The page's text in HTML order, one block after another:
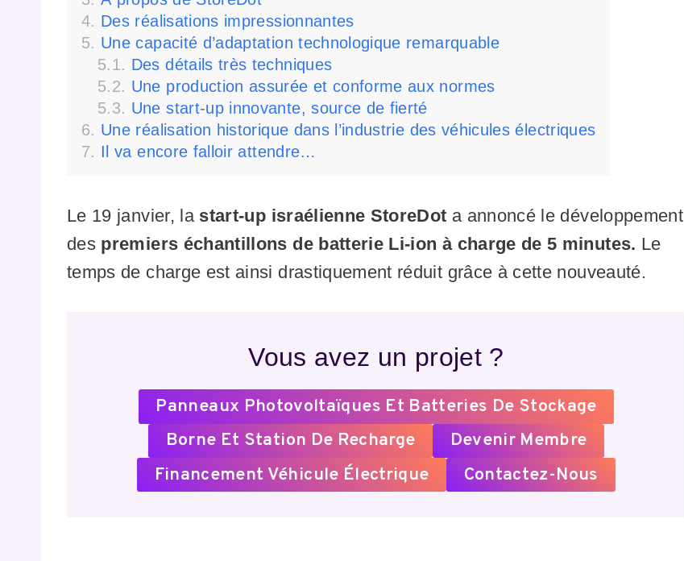
Des réalisations impressionnantes
Une capacité d’adaptation technologique remarquable
Des détails très techniques
Une production assurée et conforme aux normes
Une start-up innovante, source de fierté
Une réalisation historique dans l’industrie des véhicules électriques
Il va encore falloir attendre…
Le 19 janvier, la start-up israélienne StoreDot a annoncé le développement
des premiers échantillons de batterie Li-ion à charge de 5 minutes. Le
temps de charge est ainsi drastiquement réduit grâce à cette nouveauté.
Vous avez un projet ?
Panneaux Photovoltaïques Et Batteries De Stockage
Borne Et Station De Recharge
Devenir Membre
Financement Véhicule Électrique
Contactez-Nous